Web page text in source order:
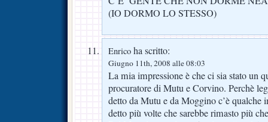
(IO DORMO LO STESSO)
Enrico ha scritto:
Giugno 11th, 2008 alle 08:03
La mia impressione è che ci sia stato un
procuratore di Mutu e Corvino. Perchè
detto da Mutu e da Moggino c’è qualche
detto più volte che sarebbe rimasto più